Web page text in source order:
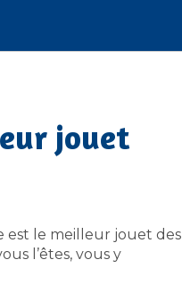
jouet
est le meilleur jouet des
l’êtes, vous y